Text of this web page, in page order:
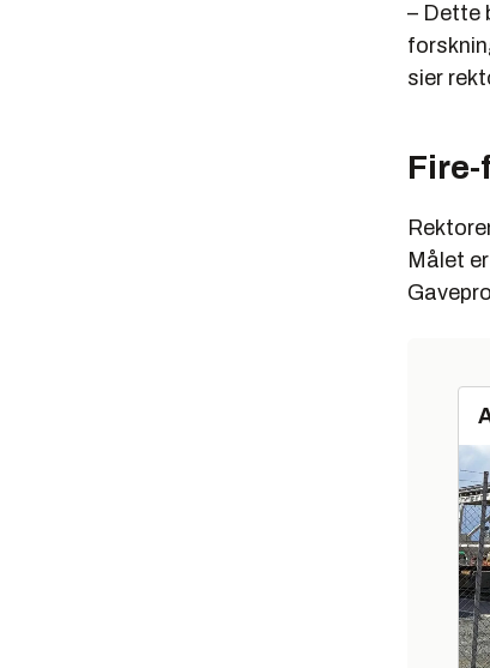
– Dette
sier
Fire-
Målet